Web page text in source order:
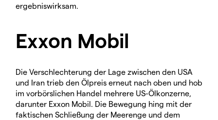
ergebniswirksam.
Exxon Mobil
Die Verschlechterung der Lage zwischen den USA
und Iran trieb den Ölpreis erneut nach oben und hob
im vorbörslichen Handel mehrere US-Ölkonzerne,
darunter Exxon Mobil. Die Bewegung hing mit der
faktischen Schließung der Meerenge und dem